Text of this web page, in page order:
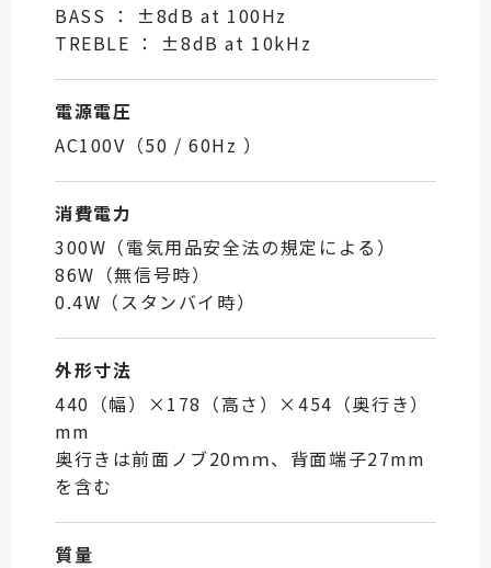
BASS ： ±8dB at 100Hz
TREBLE ： ±8dB at 10kHz
電源電圧
AC100V（50 / 60Hz ）
消費電力
300W（電気用品安全法の規定による）
86W（無信号時）
0.4W（スタンバイ時）
外形寸法
440（幅）×178（高さ）×454（奥行き）
mm
奥行きは前面ノブ20ｍｍ、背面端子27mm
を含む
質量